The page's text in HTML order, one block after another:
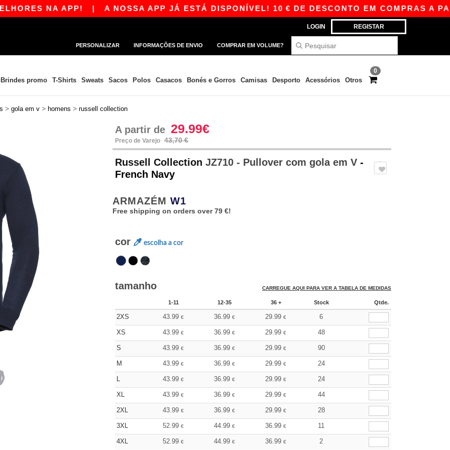
NA APP!|A NOSSA APP JÁ ESTÁ DISPONÍVEL! 10 € DE DESCONTO EM COMPRAS A
LOGIN REGISTAR
PERSONALIZAR INFORMAÇÕES DE ENVIO COMPRAR EM VOLUME?
0
Brindes promo T-Shirts Sweats Sacos Polos Casacos Bonés e Gorros Camisas Desporto Acessórios Otros
> gola em v > homens > russell collection
A partir de 29.99€
Preço de Varejo 43,70 €
Russell Collection JZ710 - Pullover com gola em V -
French Navy
ARMAZÉM W1
Free shipping on orders over 79 €!
cor escolha a cor
tamanho CARREGUE AQUI PARA VER A TABELA DE MEDIDAS
1-11 12-35 36 + Stock Qtde.
2XS 43.99 € 36.99 € 29.99 € 6
XS 43.99 € 36.99 € 29.99 € 48
S 43.99 € 36.99 € 29.99 € 90
M 43.99 € 36.99 € 29.99 € 24
L 43.99 € 36.99 € 29.99 € 24
XL 43.99 € 36.99 € 29.99 € 44
2XL 43.99 € 36.99 € 29.99 € 28
3XL 52.99 € 44.99 € 36.99 € 11
4XL 52.99 € 44.99 € 36.99 € 2